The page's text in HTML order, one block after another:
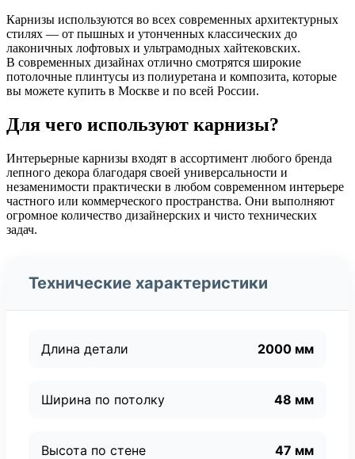
Карнизы используются во всех современных архитектурных
стилях — от пышных и утонченных классических до
лаконичных лофтовых и ультрамодных хайтековских.
В современных дизайнах отлично смотрятся широкие
потолочные плинтусы из полиуретана и композита, которые
вы можете купить в Москве и по всей России.
Для чего используют карнизы?
Интерьерные карнизы входят в ассортимент любого бренда
лепного декора благодаря своей универсальности и
незаменимости практически в любом современном интерьере
частного или коммерческого пространства. Они выполняют
огромное количество дизайнерских и чисто технических
задач.
Технические характеристики
Длина детали 2000 мм
Ширина по потолку 48 мм
Высота по стене 47 мм